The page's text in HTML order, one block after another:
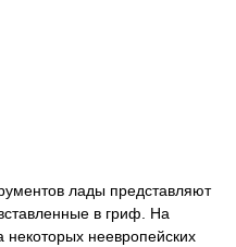
лады представляют
в гриф. На
некоторых неевропейских